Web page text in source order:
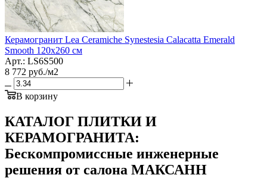
Керамогранит Lea Ceramiche Synestesia Calacatta Emerald
Smooth 120x260 см
Арт.: LS6S500
8 772 руб./м2
В корзину
КАТАЛОГ ПЛИТКИ И
КЕРАМОГРАНИТА:
Бескомпромиссные инженерные
решения от салона МАКСАНН